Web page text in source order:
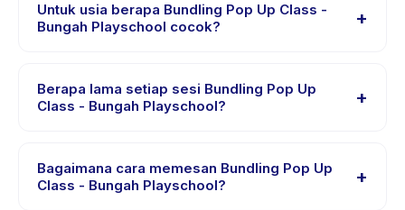
Untuk usia berapa Bundling Pop Up Class -
Bungah Playschool cocok?
+
untuk anak usia 2 sampai 4 tahun. Instruktur
menyesuaikan program untuk berbagai tingkat
Berapa lama setiap sesi Bundling Pop Up
Class - Bungah Playschool?
+
berlangsung sekitar 1 jam. Datang 10 menit lebih awal
untuk proses check-in yang lancar.
Bagaimana cara memesan Bundling Pop Up
Class - Bungah Playschool?
+